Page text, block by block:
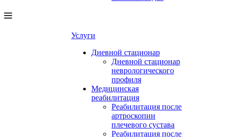
Услуги
Дневной стационар
Дневной стационар
неврологического
профиля
Медицинская
реабилитация
Реабилитация после
артроскопии
плечевого сустава
Реабилитация после